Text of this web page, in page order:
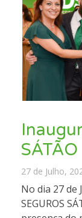
SÁTÃO
27 de Julho,
No dia 27 de
SEGUROS